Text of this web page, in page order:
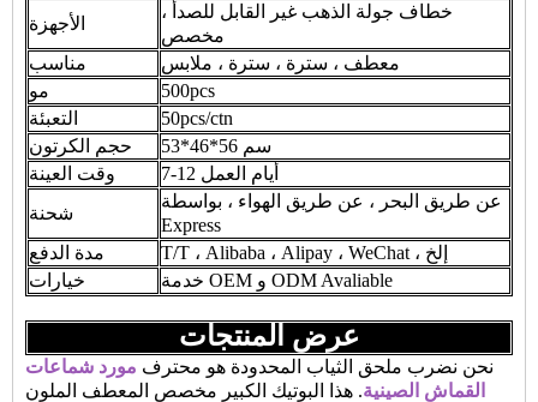
الأجهزة
خطاف جولة الذهب غير القابل للصدأ ،
مخصص
مناسب
معطف ، سترة ، سترة ، ملابس
مو
500pcs
التعبئة
50pcs/ctn
حجم الكرتون
53*46*56 سم
وقت العينة
7-12 أيام العمل
شحنة
عن طريق البحر ، عن طريق الهواء ، بواسطة
Express
مدة الدفع
T/T ، Alibaba ، Alipay ، WeChat ، إلخ
خيارات
خدمة OEM و ODM Avaliable
عرض المنتجات
نحن نضرب ملحق الثياب المحدودة هو محترف مورد شماعات
القماش الصينية. هذا البوتيك الكبير مخصص المعطف الملون